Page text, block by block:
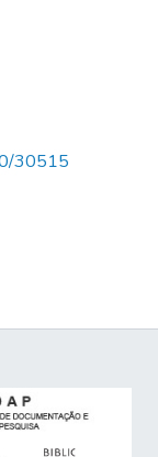
30515